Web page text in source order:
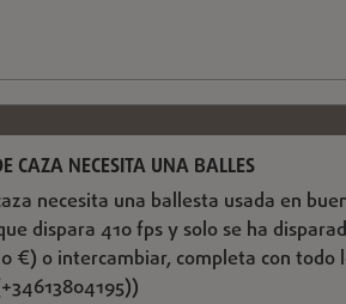
CAZA NECESITA UNA BALLES
necesita una ballesta usada en
dispara 410 fps y solo se ha
€) o intercambiar, completa con todo